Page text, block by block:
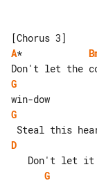
A*
G
G
D
G